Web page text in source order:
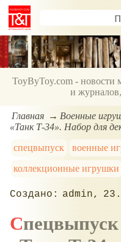
ToyByToy.com - новости
и
Главная Военные
«Танк Т-34». Набор для
спецвыпуск
военные
коллекционные игрушки
admin
Спецвыпуск коллекции